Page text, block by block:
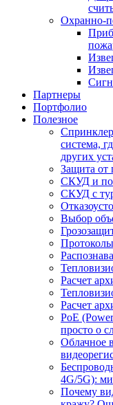
Охранно-
Партнеры
Портфолио
Полезное
система,
других
Защита от
СКУД и
СКУД с
Выбор
Расчет
Расчет
PoE
просто о
Облачное
4G/5G):
Почему